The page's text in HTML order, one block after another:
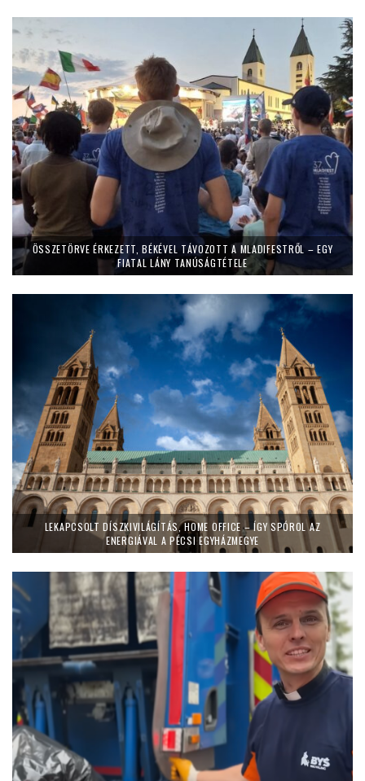
ÖSSZETÖRVE ÉRKEZETT, BÉKÉVEL TÁVOZOTT A MLADIFESTRŐL – EGY
FIATAL LÁNY TANÚSÁGTÉTELE
LEKAPCSOLT DÍSZKIVILÁGÍTÁS, HOME OFFICE – ÍGY SPÓROL AZ
ENERGIÁVAL A PÉCSI EGYHÁZMEGYE